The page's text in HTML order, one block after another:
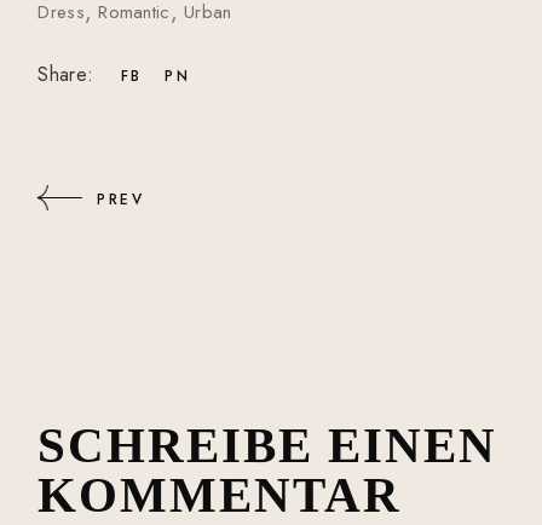
Dress Romantic Urban
Share: FB PN
PREV
SCHREIBE EINEN
KOMMENTAR